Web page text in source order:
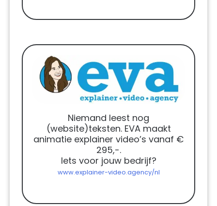
Niemand leest nog
(website)teksten. EVA maakt
animatie explainer video’s vanaf €
295,-.
Iets voor jouw bedrijf?
www.explainer-video.agency/nl